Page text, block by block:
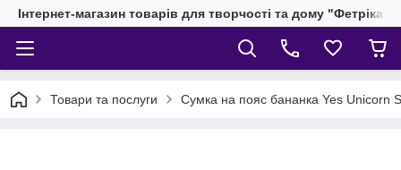
Інтернет-магазин товарів для творчості та дому "Фетріка"
Товари та послуги Сумка на пояс бананка Yes Unicorn